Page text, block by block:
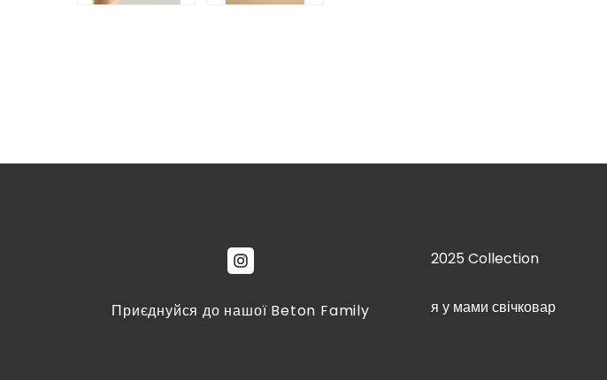
Приєднуйся до нашої Beton Family
2025 Collection
я у мами свічковар